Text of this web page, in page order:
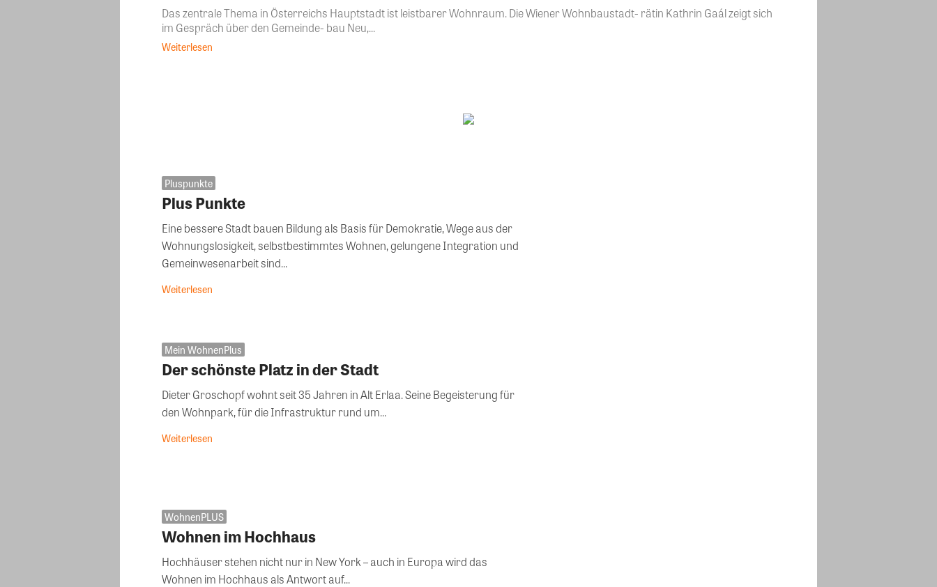
Das zentrale Thema in Österreichs Hauptstadt ist leistbarer Wohnraum. Die Wiener Wohnbaustadt- rätin Kathrin Gaál zeigt sich
im Gespräch über den Gemeinde- bau Neu,...
Weiterlesen
Pluspunkte
Plus Punkte
Eine bessere Stadt bauen Bildung als Basis für Demokratie, Wege aus der
Wohnungslosigkeit, selbstbestimmtes Wohnen, gelungene Integration und
Gemeinwesenarbeit sind...
Weiterlesen
Mein WohnenPlus
Der schönste Platz in der Stadt
Dieter Groschopf wohnt seit 35 Jahren in Alt Erlaa. Seine Begeisterung für
den Wohnpark, für die Infrastruktur rund um...
Weiterlesen
WohnenPLUS
Wohnen im Hochhaus
Hochhäuser stehen nicht nur in New York – auch in Europa wird das
Wohnen im Hochhaus als Antwort auf...